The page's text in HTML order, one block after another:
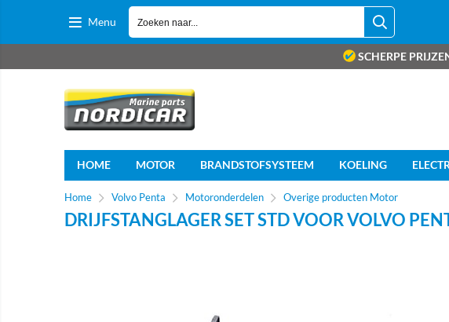
Menu
SCHERPE
HOME MOTOR BRANDSTOFSYSTEEM KOELING
Home Volvo Penta Motoronderdelen Overige producten Motor
DRIJFSTANGLAGER SET STD VOOR VOLVO